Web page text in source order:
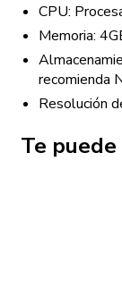
CPU:
Memoria:
recomienda
Resolución
Te